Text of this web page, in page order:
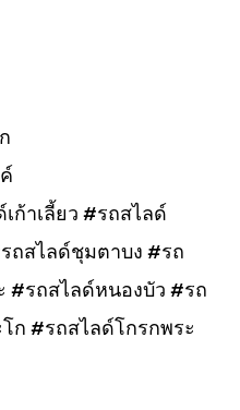
ก้าเลี้ยว #รถสไลด์
ถสไลด์ชุมตาบง #รถ
#รถสไลด์หนองบัว #รถ
ก #รถสไลด์โกรกพระ